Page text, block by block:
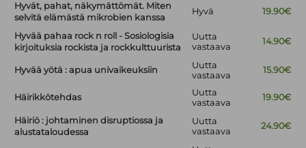
Hyvät, pahat, näkymättömät. Miten
selvitä elämästä mikrobien kanssa
Hyvä 19.90€
Hyvää pahaa rock n roll - Sosiologisia
kirjoituksia rockista ja rockkulttuurista
Uutta
vastaava
14.90€
Hyvää yötä : apua univaikeuksiin
Uutta
vastaava
15.90€
Häirikkötehdas
Uutta
vastaava
19.90€
Häiriö : johtaminen disruptiossa ja
alustataloudessa
Uutta
vastaava
24.90€